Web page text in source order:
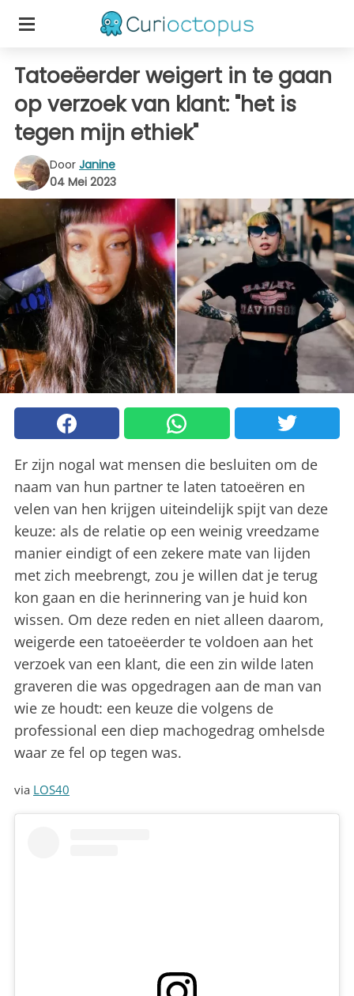
Tatoeëerder weigert in te gaan
op verzoek van klant: "het is
tegen mijn ethiek"
Door Janine
04 Mei 2023
Er zijn nogal wat mensen die besluiten om de
naam van hun partner te laten tatoeëren en
velen van hen krijgen uiteindelijk spijt van deze
keuze: als de relatie op een weinig vreedzame
manier eindigt of een zekere mate van lijden
met zich meebrengt, zou je willen dat je terug
kon gaan en die herinnering van je huid kon
wissen. Om deze reden en niet alleen daarom,
weigerde een tatoeëerder te voldoen aan het
verzoek van een klant, die een zin wilde laten
graveren die was opgedragen aan de man van
wie ze houdt: een keuze die volgens de
professional een diep machogedrag omhelsde
waar ze fel op tegen was.
via LOS40